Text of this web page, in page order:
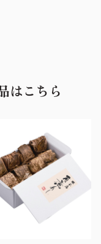
はこちら